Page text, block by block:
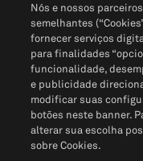
Política de Privacidade
Não Venda Minhas
Nós e nossos
semelhantes
fornecer serviços
para finalidades
funcionalidade,
e publicidade
modificar suas
botões neste banner.
alterar sua escolha
sobre Cookies.